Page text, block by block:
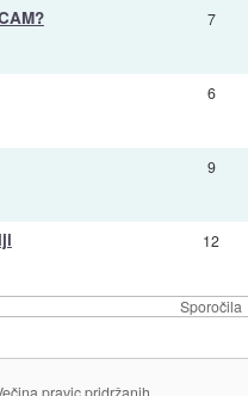
Sporočila
7
6
9
12
pravic pridržanih